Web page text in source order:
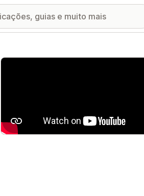
Galeria de imagens em destaque